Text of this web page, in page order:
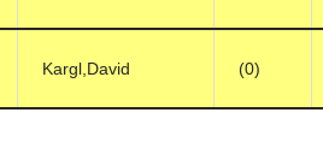
Kargl,David (0)